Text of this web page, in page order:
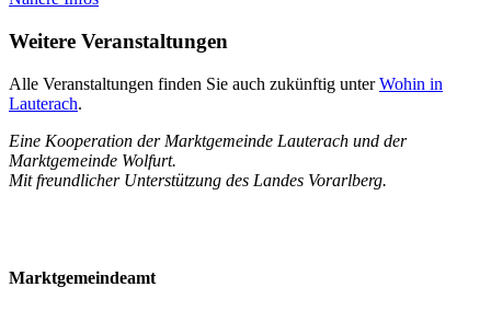
Weitere Veranstaltungen
Alle Veranstaltungen finden Sie auch zukünftig unterWohin in
Lauterach.
Eine Kooperation der Marktgemeinde Lauterach und der
Marktgemeinde Wolfurt.
Mit freundlicher Unterstützung des Landes Vorarlberg.
Marktgemeindeamt